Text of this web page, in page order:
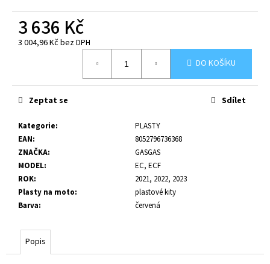
3 636 Kč
3 004,96 Kč bez DPH
DO KOŠÍKU
Kategorie:
PLASTY
EAN:
8052796736368
ZNAČKA:
GASGAS
MODEL:
EC, ECF
ROK:
2021, 2022, 2023
Plasty na moto:
plastové kity
Barva: červená
Zeptat se Sdílet
Popis
D
o
p
u
m